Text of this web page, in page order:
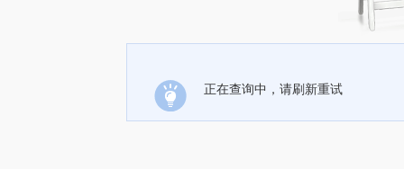
正在查询中，请刷新重试